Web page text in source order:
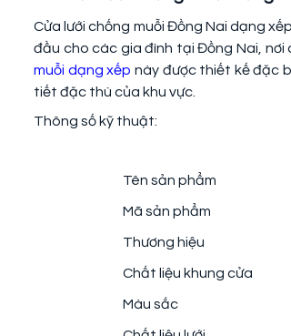
Cửa lưới chống muỗi Đồng Nai dạng
đầu cho các gia đình tại Đồng Nai, nơi
muỗi dạng xếp này được thiết kế đặc
tiết đặc thù của khu vực.
Thông số kỹ thuật:
Tên sản phẩm
Mã sản phẩm
Thương hiệu
Chất liệu khung cửa
Màu sắc